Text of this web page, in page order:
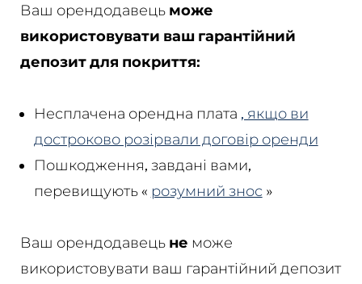
Ваш орендодавець може
використовувати ваш гарантійний
депозит для покриття:
Несплачена орендна плата , якщо ви
достроково розірвали договір оренди
Пошкодження, завдані вами,
перевищують « розумний знос »
Ваш орендодавець не може
використовувати ваш гарантійний депозит